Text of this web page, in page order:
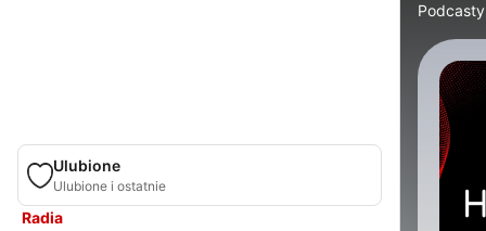
Ulubione
Ulubione i ostatnie
Radia
Podcasty